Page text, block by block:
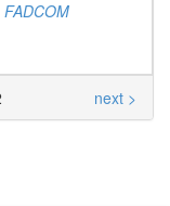
FADCOM
next >